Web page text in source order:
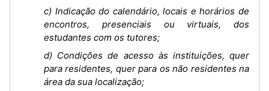
c) Indicação do calendário, locais e horários de
encontros, presenciais ou virtuais, dos
estudantes com os tutores;
d) Condições de acesso às instituições, quer
para residentes, quer para os não residentes na
área da sua localização;